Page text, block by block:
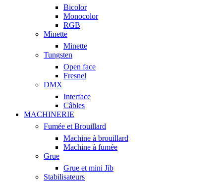
Bicolor
Monocolor
RGB
Minette
Minette
Tungsten
Open face
Fresnel
DMX
Interface
Câbles
MACHINERIE
Fumée et Brouillard
Machine à brouillard
Machine à fumée
Grue
Grue et mini Jib
Stabilisateurs